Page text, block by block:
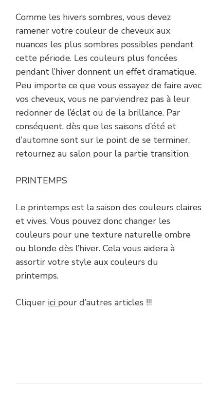
Comme les hivers sombres, vous devez
ramener votre couleur de cheveux aux
nuances les plus sombres possibles pendant
cette période. Les couleurs plus foncées
pendant l’hiver donnent un effet dramatique.
Peu importe ce que vous essayez de faire avec
vos cheveux, vous ne parviendrez pas à leur
redonner de l’éclat ou de la brillance. Par
conséquent, dès que les saisons d’été et
d’automne sont sur le point de se terminer,
retournez au salon pour la partie transition.
PRINTEMPS
Le printemps est la saison des couleurs claires
et vives. Vous pouvez donc changer les
couleurs pour une texture naturelle ombre
ou blonde dès l’hiver. Cela vous aidera à
assortir votre style aux couleurs du
printemps.
Cliquer ici pour d’autres articles !!!